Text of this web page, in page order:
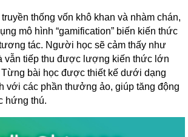
thống vốn khô khan và nhàm chán,
mô hình “gamification” biến kiến thức
tác. Người học sẽ cảm thấy như
vẫn tiếp thu được lượng kiến thức lớn
bài học được thiết kế dưới dạng
với các phần thưởng ảo, giúp tăng động
hứng thú.